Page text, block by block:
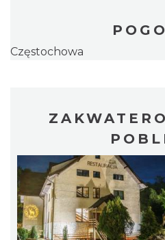
Częstochowa